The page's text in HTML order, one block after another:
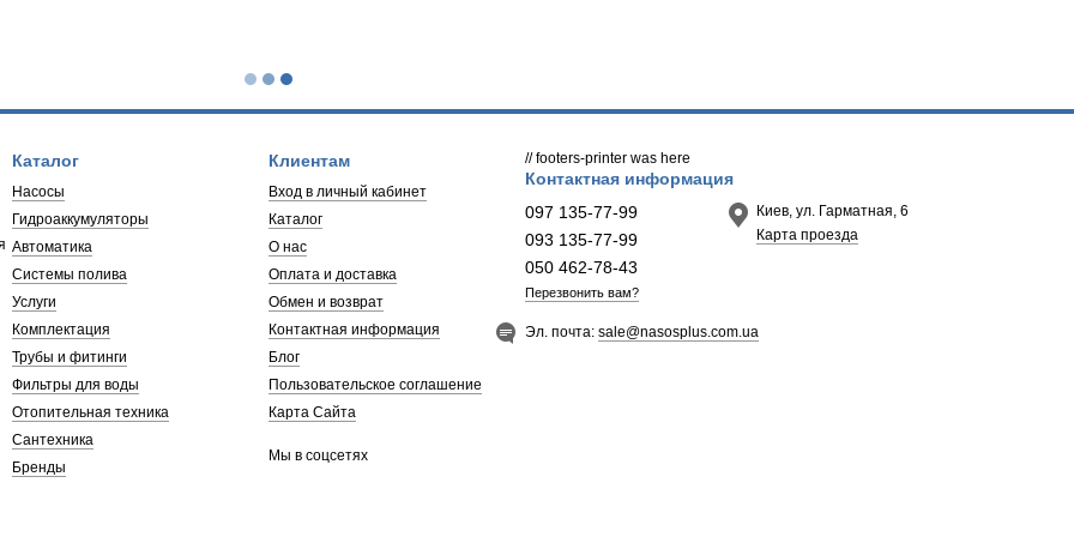
станции pedrollo
pedrollo
dab
pedrollo
мембрана обратного осмоса
линейный картридж
промышленная
// footers-printer was here
Каталог
Насосы
Гидроаккумуляторы
Автоматика
Системы полива
Услуги
Комплектация
Трубы и фитинги
Фильтры для воды
Отопительная техника
Сантехника
Бренды
Клиентам
Вход в личный кабинет
Каталог
О нас
Оплата и доставка
Обмен и возврат
Контактная информация
Блог
Пользовательское соглашение
Карта Сайта
Мы в соцсетях
Контактная информация
097 135-77-99
093 135-77-99
050 462-78-43
Перезвонить вам?
Киев, ул. Гарматная, 6
Карта проезда
Эл. почта:sale@nasosplus.com.ua